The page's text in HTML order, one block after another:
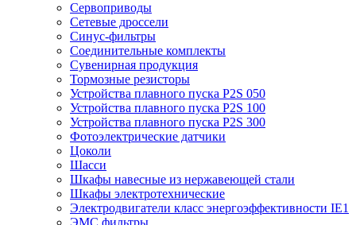
Сервоприводы
Сетевые дроссели
Синус-фильтры
Соединительные комплекты
Сувенирная продукция
Тормозные резисторы
Устройства плавного пуска P2S 050
Устройства плавного пуска P2S 100
Устройства плавного пуска P2S 300
Фотоэлектрические датчики
Цоколи
Шасси
Шкафы навесные из нержавеющей стали
Шкафы электротехнические
Электродвигатели класс энергоэффективности IE1
ЭМС фильтры